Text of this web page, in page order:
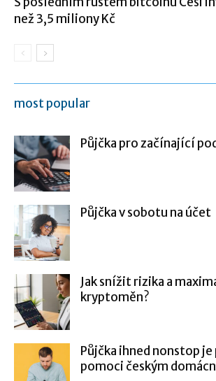
než 3,5 miliony Kč
most popular
Půjčka pro začínající
Půjčka v sobotu na účet
Jak snížit rizika a
kryptoměn?
Půjčka ihned nonstop
pomoci českým